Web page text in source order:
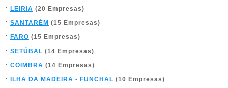
LEIRIA (20 Empresas)
SANTARÉM (15 Empresas)
FARO (15 Empresas)
SETÚBAL (14 Empresas)
COIMBRA (14 Empresas)
ILHA DA MADEIRA - FUNCHAL (10 Empresas)